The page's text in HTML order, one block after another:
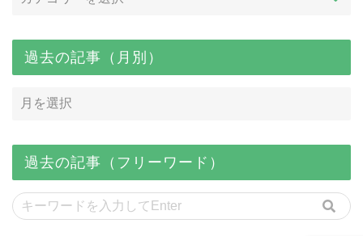
過去の記事（月別）
過去の記事（フリーワード）